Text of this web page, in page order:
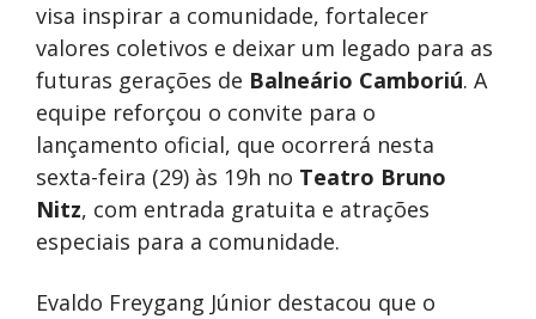
visa inspirar a comunidade, fortalecer
valores coletivos e deixar um legado para as
futuras gerações de Balneário Camboriú. A
equipe reforçou o convite para o
lançamento oficial, que ocorrerá nesta
sexta-feira (29) às 19h no Teatro Bruno
Nitz, com entrada gratuita e atrações
especiais para a comunidade.
Evaldo Freygang Júnior destacou que o